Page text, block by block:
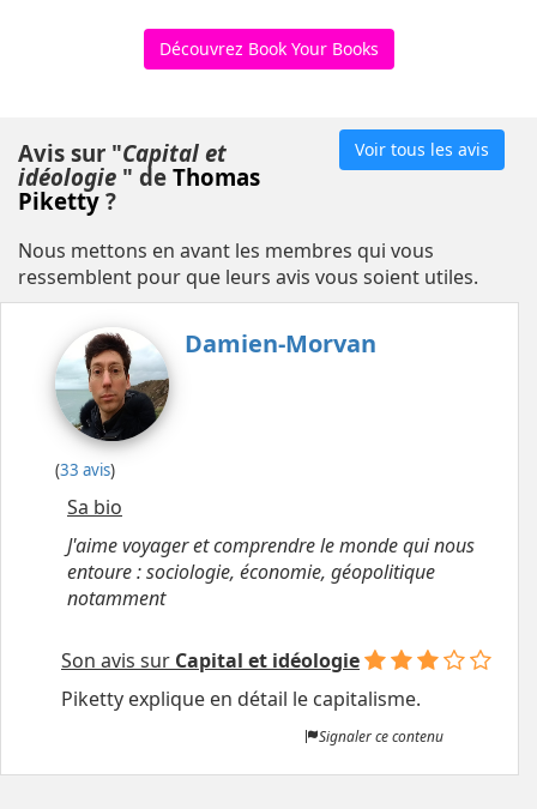
Découvrez Book Your Books
Voir tous les avis
Avis sur "Capital et
idéologie " de Thomas
Piketty ?
Nous mettons en avant les membres qui vous
ressemblent pour que leurs avis vous soient utiles.
Damien-Morvan
(33 avis)
Sa bio
J'aime voyager et comprendre le monde qui nous
entoure : sociologie, économie, géopolitique
notamment
Son avis sur Capital et idéologie
Piketty explique en détail le capitalisme.
Signaler ce contenu